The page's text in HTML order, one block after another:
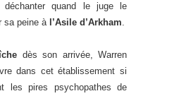
quand le juge le
sa peine à l’Asile d’Arkham.
dès son arrivée, Warren
dans cet établissement si
les pires psychopathes de